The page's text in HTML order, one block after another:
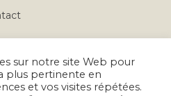
sur notre site Web pour
plus pertinente en
et vos visites répétées.